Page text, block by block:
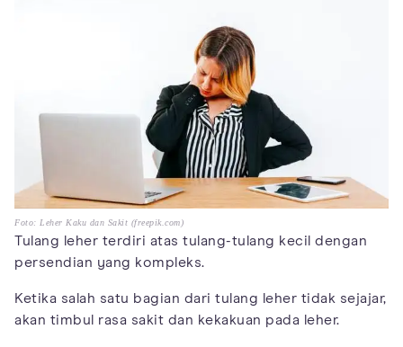
Foto: Leher Kaku dan Sakit (freepik.com)
Tulang leher terdiri atas tulang-tulang kecil dengan
persendian yang kompleks.
Ketika salah satu bagian dari tulang leher tidak sejajar,
akan timbul rasa sakit dan kekakuan pada leher.